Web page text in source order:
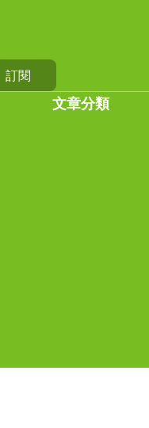
訂閱
文章分類